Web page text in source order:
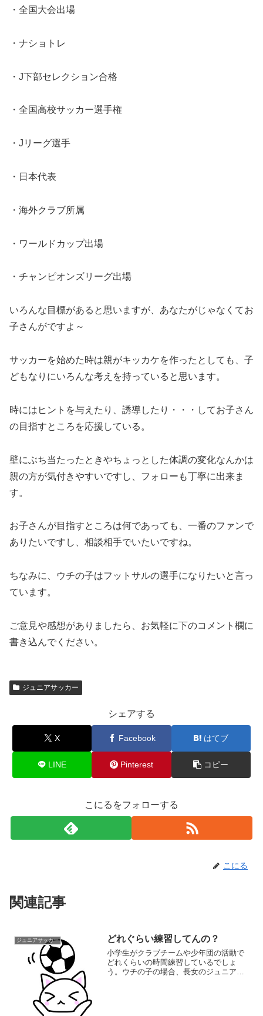
・全国大会出場
・ナショトレ
・J下部セレクション合格
・全国高校サッカー選手権
・Jリーグ選手
・日本代表
・海外クラブ所属
・ワールドカップ出場
・チャンピオンズリーグ出場
いろんな目標があると思いますが、あなたがじゃなくてお
子さんがですよ～
サッカーを始めた時は親がキッカケを作ったとしても、子
どもなりにいろんな考えを持っていると思います。
時にはヒントを与えたり、誘導したり・・・してお子さん
の目指すところを応援している。
壁にぶち当たったときやちょっとした体調の変化なんかは
親の方が気付きやすいですし、フォローも丁寧に出来ま
す。
お子さんが目指すところは何であっても、一番のファンで
ありたいですし、相談相手でいたいですね。
ちなみに、ウチの子はフットサルの選手になりたいと言っ
ています。
ご意見や感想がありましたら、お気軽に下のコメント欄に
書き込んでください。
ジュニアサッカー
シェアする
X Facebook はてブ
LINE Pinterest コピー
こにるをフォローする
こにる
関連記事
ジュニアサッカー どれぐらい練習してんの？
小学生がクラブチームや少年団の活動で
どれくらいの時間練習しているでしょ
う。ウチの子の場合、長女のジュニアバ